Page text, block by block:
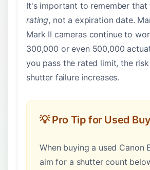
It's important to remember that
rating, not a expiration date.
Mark II cameras continue to
300,000 or even 500,000
you pass the rated limit, the
shutter failure increases.
💡 Pro Tip for Used
When buying a used Canon
aim for a shutter count